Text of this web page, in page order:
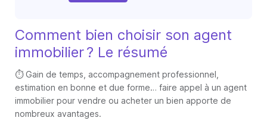
Comment bien choisir son agent
immobilier ? Le résumé
⏱️ Gain de temps, accompagnement professionnel,
estimation en bonne et due forme… faire appel à un agent
immobilier pour vendre ou acheter un bien apporte de
nombreux avantages.